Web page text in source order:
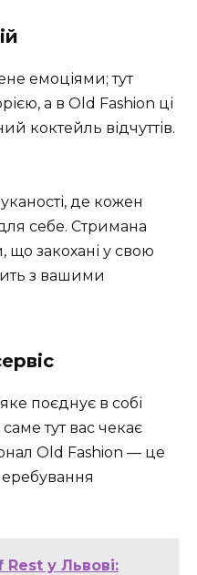
емоціями; тут
а в Old Fashion ці
коктейль відчуттів.
де кожен
себе. Стримана
що закохані у свою
з вашими
поєднує в собі
саме тут вас чекає
Old Fashion — це
у Львові: